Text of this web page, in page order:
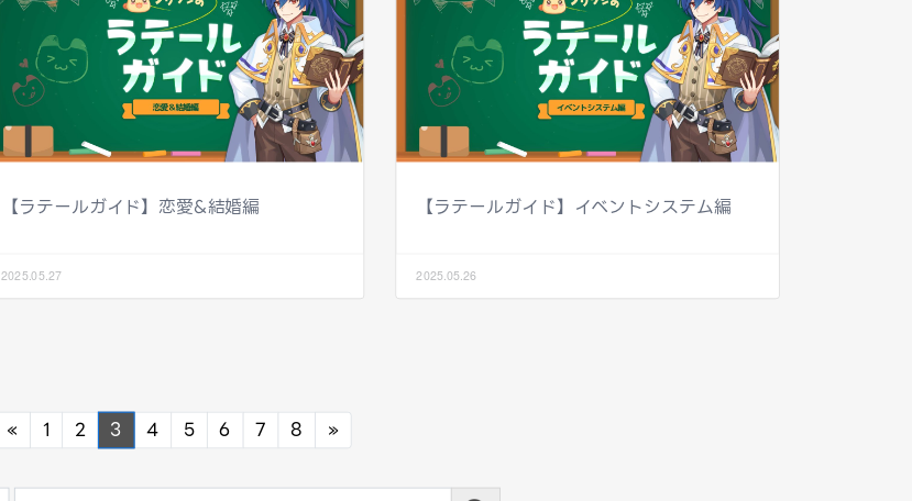
【ラテールガイド】恋愛&結婚編
2025.05.27
【ラテールガイド】イベントシステム編
2025.05.26
« Previous
1 2 3 4 5 6 7 8 »Next